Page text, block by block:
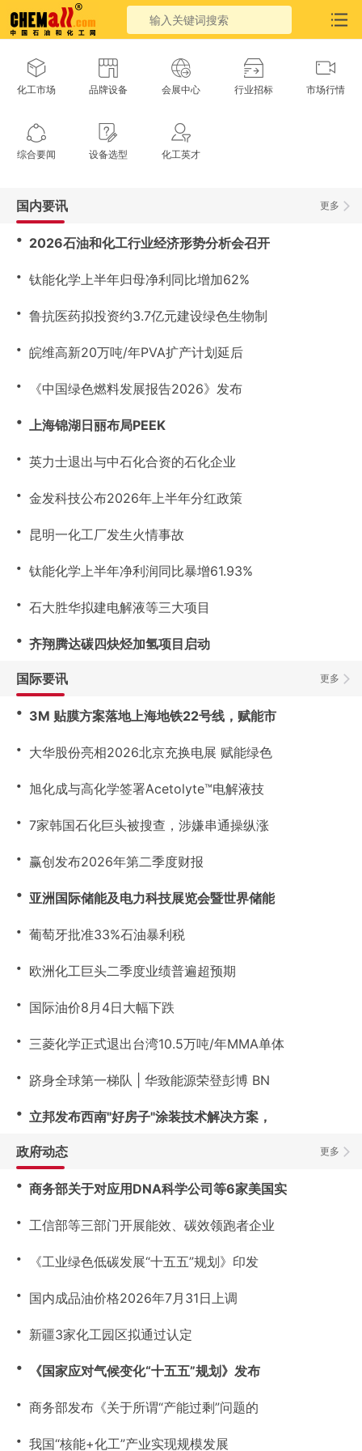
化工市场 品牌设备 会展中心 行业招标 市场行情
综合要闻 设备选型 化工英才
更多
国内要讯
・ 2026石油和化工行业经济形势分析会召开
・ 钛能化学上半年归母净利同比增加62%
・ 鲁抗医药拟投资约3.7亿元建设绿色生物制
・ 皖维高新20万吨/年PVA扩产计划延后
・ 《中国绿色燃料发展报告2026》发布
・ 上海锦湖日丽布局PEEK
・ 英力士退出与中石化合资的石化企业
・ 金发科技公布2026年上半年分红政策
・ 昆明一化工厂发生火情事故
・ 钛能化学上半年净利润同比暴增61.93%
・ 石大胜华拟建电解液等三大项目
・ 齐翔腾达碳四炔烃加氢项目启动
更多
国际要讯
・ 3M 贴膜方案落地上海地铁22号线，赋能市
・ 大华股份亮相2026北京充换电展 赋能绿色
・ 旭化成与高化学签署Acetolyte™电解液技
・ 7家韩国石化巨头被搜查，涉嫌串通操纵涨
・ 赢创发布2026年第二季度财报
・ 亚洲国际储能及电力科技展览会暨世界储能
・ 葡萄牙批准33%石油暴利税
・ 欧洲化工巨头二季度业绩普遍超预期
・ 国际油价8月4日大幅下跌
・ 三菱化学正式退出台湾10.5万吨/年MMA单体
・ 跻身全球第一梯队 | 华致能源荣登彭博 BN
・ 立邦发布西南"好房子"涂装技术解决方案，
更多
政府动态
・ 商务部关于对应用DNA科学公司等6家美国实
・ 工信部等三部门开展能效、碳效领跑者企业
・ 《工业绿色低碳发展“十五五”规划》印发
・ 国内成品油价格2026年7月31日上调
・ 新疆3家化工园区拟通过认定
・ 《国家应对气候变化“十五五”规划》发布
・ 商务部发布《关于所谓“产能过剩”问题的
・ 我国“核能+化工”产业实现规模发展